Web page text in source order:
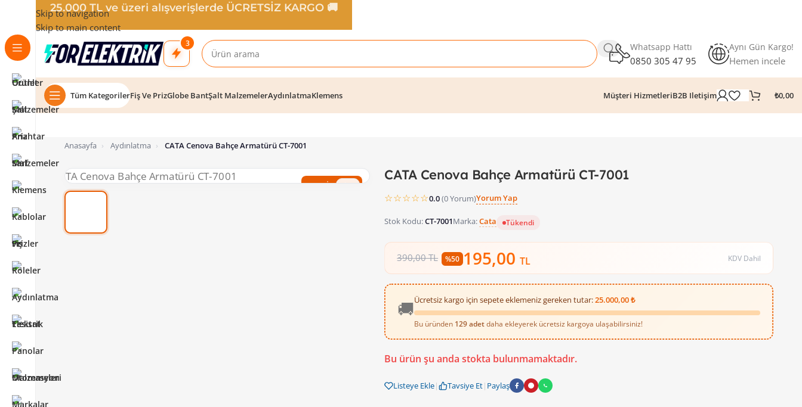
Skip to navigation
Skip to main content
3 Whatsapp Hattı
0850 305 47 95
Aynı Gün Kargo!
Hemen incele
Tüm KategorilerFiş Ve PrizGlobe BantŞalt MalzemelerAydınlatmaKlemens Müşteri HizmetleriB2B Iletişim ₺0,00
Anasayfa › Aydınlatma › CATA Cenova Bahçe Armatürü CT-7001
%50 İndirim
CATA Cenova Bahçe Armatürü CT-7001
☆☆☆☆☆0.0(0 Yorum)Yorum Yap
Stok Kodu:CT-7001Marka:Cata Tükendi
390,00 TL %50 195,00TL KDV Dahil
🚚Ücretsiz kargo için sepete eklemeniz gereken tutar:25.000,00 ₺
Bu üründen 129 adetdaha ekleyerek ücretsiz kargoya ulaşabilirsiniz!
Bu ürün şu anda stokta bulunmamaktadır.
Listeye Ekle| Tavsiye Et| Paylaş
25.000 TL ve üzeri alışverişlerde ÜCRETSİZ KARGO 🚚